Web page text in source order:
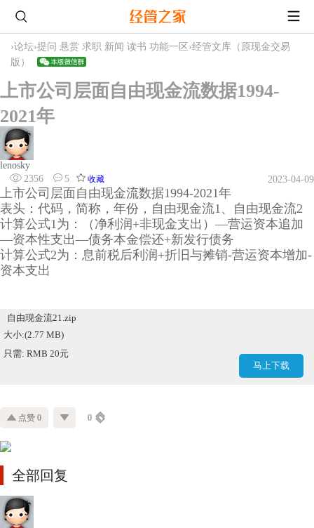
›论坛›提问 悬赏 求职 新闻 读书 功能一区 ›经管文库（原现金交易
版）
上市公司层面自由现金流数据1994-
2021年
lenosky
2356
5 收藏 2023-04-09
上市公司层面自由现金流数据1994-2021年
表头：代码，简称，年份，自由现金流1、自由现金流2
计算公式1为：（净利润+非现金支出）—营运资本追加
—资本性支出—债务本金偿还+新发行债务
计算公式2为：息前税后利润+折旧与摊销-营运资本增加-
资本支出
自由现金流21.zip
大小:(2.77 MB)
只需: RMB 20元
马上下载
点赞 0 0
全部回复